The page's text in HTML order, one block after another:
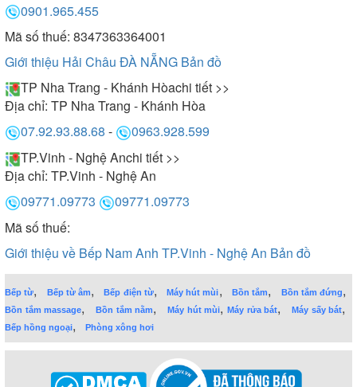
0901.965.455
Mã số thuế: 8347363364001
Giới thiệu Hải Châu ĐÀ NẴNG Bản đồ
TP Nha Trang - Khánh Hòachi tiết >>
Địa chỉ: TP Nha Trang - Khánh Hòa
07.92.93.88.68 -
0963.928.599
TP.Vinh - Nghệ Anchi tiết >>
Địa chỉ: TP.Vinh - Nghệ An
09771.09773
09771.09773
Mã số thuế:
Giới thiệu về Bếp Nam Anh TP.Vinh - Nghệ An Bản đồ
Bếp từ, Bếp từ âm,Bếp điện từ,Máy hút mùi, Bồn tắm, Bồn tắm đứng,
Bồn tắm massage,Bồn tắm nằm,Máy hút mùi,Máy rửa bát,Máy sấy bát,
Bếp hồng ngoại, Phòng xông hơi